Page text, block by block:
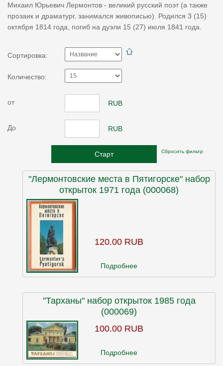
Михаил Юрьевич Лермонтов - великий русский поэт (а также
прозаик и драматург, занимался живописью). Родился 3 (15)
октября 1814 года, погиб на дуэли 15 (27) июля 1841 года.
Сортировка:
Количество:
от RUB
До RUB
Сбросить фильтр
"Лермонтовские места в Пятигорске" набор
открыток 1971 года (000068)
120.00 RUB
Подробнее
"Тарханы" набор открыток 1985 года
(000069)
100.00 RUB
Подробнее